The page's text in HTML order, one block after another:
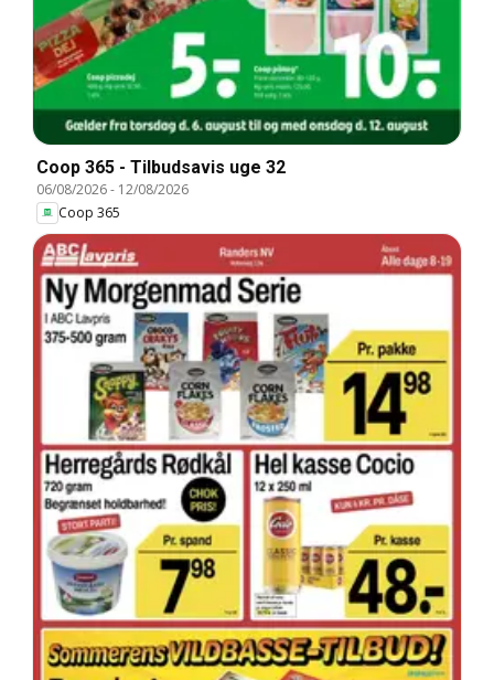
Coop 365 - Tilbudsavis uge 32
06/08/2026- 12/08/2026
Coop 365